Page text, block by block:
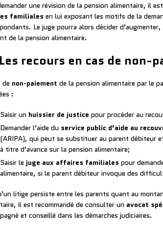
une révision de la pension alimentaire, il
familiales en lui exposant les motifs de la
Le juge pourra alors décider
de la pension alimentaire.
recours en cas de non-
de non-paiement de la pension alimentaire par le
:
Saisir un huissier de justice pour procéder au
Demander l’aide du service public d’aide au
(ARIPA), qui peut se substituer au parent débiteur
à titre d’avance sur la pension alimentaire;
Saisir le juge aux affaires familiales pour
alimentaire, si le parent débiteur invoque des
litige persiste entre les parents quant au
il est recommandé de consulter un avocat
et conseillé dans les démarches judiciaires.